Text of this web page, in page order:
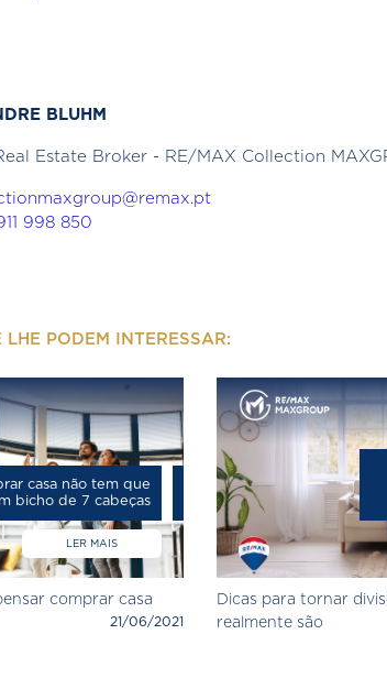
BLUHM
Estate Broker - RE/MAX Collection
998 850
PODEM INTERESSAR:
casa não tem que
bicho de 7 cabeças
LER MAIS
comprar casa
21/06/2021
Dicas para tornar
realmente são